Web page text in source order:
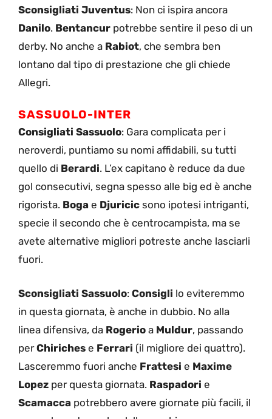
Sconsigliati Juventus: Non ci ispira ancora
Danilo. Bentancur potrebbe sentire il peso di un
derby. No anche a Rabiot, che sembra ben
lontano dal tipo di prestazione che gli chiede
Allegri.
SASSUOLO-INTER
Consigliati Sassuolo: Gara complicata per i
neroverdi, puntiamo su nomi affidabili, su tutti
quello di Berardi. L’ex capitano è reduce da due
gol consecutivi, segna spesso alle big ed è anche
rigorista. Boga e Djuricic sono ipotesi intriganti,
specie il secondo che è centrocampista, ma se
avete alternative migliori potreste anche lasciarli
fuori.
Sconsigliati Sassuolo: Consigli lo eviteremmo
in questa giornata, è anche in dubbio. No alla
linea difensiva, da Rogerio a Muldur, passando
perChiriches e Ferrari (il migliore dei quattro).
Lasceremmo fuori anche Frattesi e Maxime
Lopez per questa giornata. Raspadori e
Scamacca potrebbero avere giornate più facili, il